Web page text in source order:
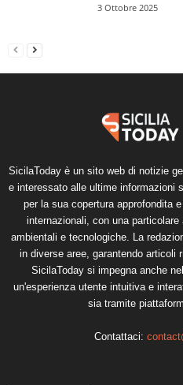
3 Ottobre 2025
SicilaToday è un sito web di notizie
e interessato alle ultime informazioni
per la sua copertura approfondita
internazionali, con una
ambientali e tecnologiche. La
in diverse aree, garantendo articoli
SicilaToday si impegna anche
un'esperienza utente intuitiva e
sia tramite
Contattaci: